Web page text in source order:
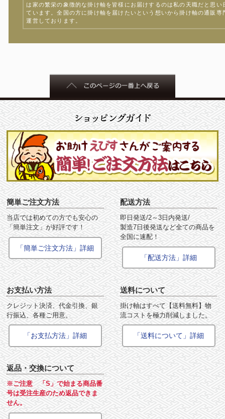
は家の繁栄の象徴的な掛け軸を皆様にお届けするのは私の天職だと思い
ています。全国の方に掛け軸を届けたいという想いから掛け軸の通販専
運営しております。
簡単ご注文方法
当店では初めての方でも安心の
「簡単注文」が好評です！
「簡単ご注文方法」詳細
配送方法
即日発送/2～3日内発送/
製造7日後発送など全ての商品を
全国に速配！
「配送方法」詳細
お支払い方法
クレジット決済、代金引換、銀
行振込、各種ご用意。
「お支払方法」詳細
送料について
掛け軸はすべて【送料無料】物
流コストを極力削減しました。
「送料について」詳細
返品・交換について
※ご注意 「S」で始まる商品番
号は受注生産のため返品できま
せん。